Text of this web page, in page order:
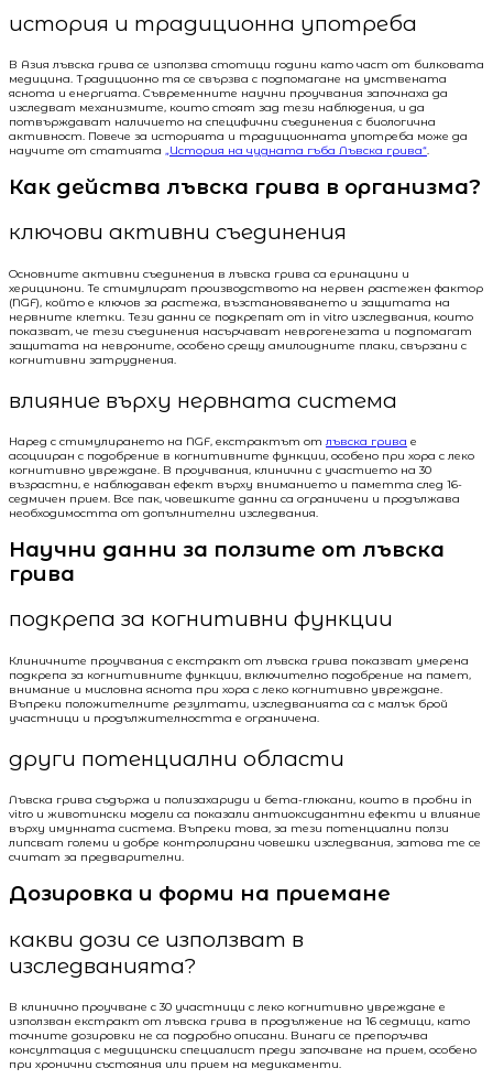
история и традиционна употреба
В Азия лъвска грива се използва стотици години като част от билковата
медицина. Традиционно тя се свързва с подпомагане на умствената
яснота и енергията. Съвременните научни проучвания започнаха да
изследват механизмите, които стоят зад тези наблюдения, и да
потвърждават наличието на специфични съединения с биологична
активност. Повече за историята и традиционната употреба може да
научите от статията „История на чудната гъба Лъвска грива“.
Как действа лъвска грива в организма?
ключови активни съединения
Основните активни съединения в лъвска грива са еринацини и
херицинони. Те стимулират производството на нервен растежен фактор
(NGF), който е ключов за растежа, възстановяването и защитата на
нервните клетки. Тези данни се подкрепят от in vitro изследвания, които
показват, че тези съединения насърчават неврогенезата и подпомагат
защитата на невроните, особено срещу амилоидните плаки, свързани с
когнитивни затруднения.
влияние върху нервната система
Наред с стимулирането на NGF, екстрактът отлъвска грива е
асоцииран с подобрение в когнитивните функции, особено при хора с леко
когнитивно увреждане. В проучвания, клинични с участието на 30
възрастни, е наблюдаван ефект върху вниманието и паметта след 16-
седмичен прием. Все пак, човешките данни са ограничени и продължава
необходимостта от допълнителни изследвания.
Научни данни за ползите от лъвска
грива
подкрепа за когнитивни функции
Клиничните проучвания с екстракт от лъвска грива показват умерена
подкрепа за когнитивните функции, включително подобрение на памет,
внимание и мисловна яснота при хора с леко когнитивно увреждане.
Въпреки положителните резултати, изследванията са с малък брой
участници и продължителността е ограничена.
други потенциални области
Лъвска грива съдържа и полизахариди и бета-глюкани, които в пробни in
vitro и животински модели са показали антиоксидантни ефекти и влияние
върху имунната система. Въпреки това, за тези потенциални ползи
липсват големи и добре контролирани човешки изследвания, затова те се
считат за предварителни.
Дозировка и форми на приемане
какви дози се използват в
изследванията?
В клинично проучване с 30 участници с леко когнитивно увреждане е
използван екстракт от лъвска грива в продължение на 16 седмици, като
точните дозировки не са подробно описани. Винаги се препоръчва
консултация с медицински специалист преди започване на прием, особено
при хронични състояния или прием на медикаменти.